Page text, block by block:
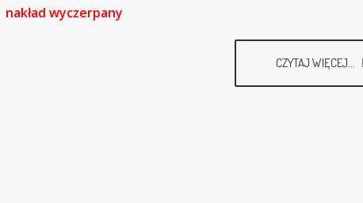
nakład wyczerpany
CZYTAJ WIĘCEJ...